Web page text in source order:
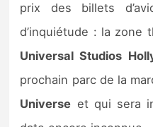
prix des billets
d’inquiétude : la zone
Universal Studios
prochain parc de la
Universe et qui sera